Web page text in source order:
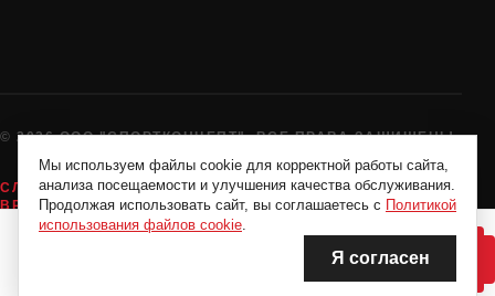
НЕТ В НАЛИЧИИ
НЕТ В НАЛИЧИИ
© 2026 ООО "СПОРТКОНЦЕПТ". ВСЕ ПРАВА ЗАЩИЩЕНЫ
СЛУЖБА ПОДДЕРЖКИ:8-800-775-72-05
ВРЕМЯ РАБОТЫ:
10:00 - 19:00 ЕЖЕДНЕВНО
Мы используем файлы cookie для корректной работы сайта,
анализа посещаемости и улучшения качества обслуживания.
Продолжая использовать сайт, вы соглашаетесь с Политикой
использования файлов cookie.
Я согласен